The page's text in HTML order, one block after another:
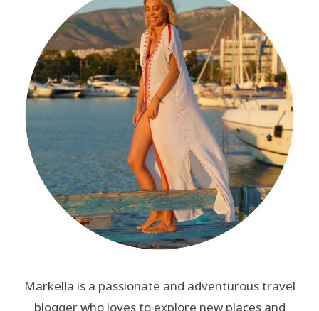
Markella is a passionate and adventurous travel
blogger who loves to explore new places and